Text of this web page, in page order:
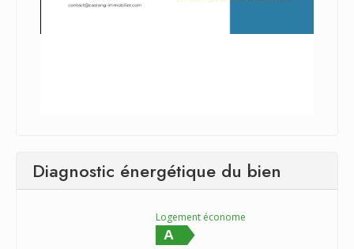
Diagnostic énergétique du bien
Logement économe
A